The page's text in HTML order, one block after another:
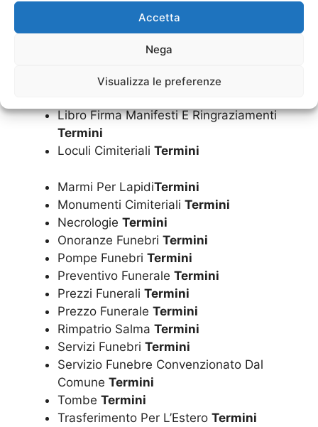
Accetta
Nega
Visualizza le preferenze
Termini
LapideTermini
Libro Firma Manifesti E Ringraziamenti
Termini
Loculi Cimiteriali Termini
Marmi Per LapidiTermini
Monumenti Cimiteriali Termini
Necrologie Termini
Onoranze Funebri Termini
Pompe Funebri Termini
Preventivo Funerale Termini
Prezzi Funerali Termini
Prezzo Funerale Termini
Rimpatrio Salma Termini
Servizi Funebri Termini
Servizio Funebre Convenzionato Dal
Comune Termini
Tombe Termini
Trasferimento Per L’Estero Termini